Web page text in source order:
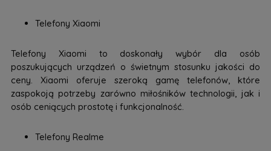
Telefony Xiaomi
Telefony Xiaomi to doskonały wybór dla osób
poszukujących urządzeń o świetnym stosunku jakości do
ceny. Xiaomi oferuje szeroką gamę telefonów, które
zaspokoją potrzeby zarówno miłośników technologii, jak i
osób ceniących prostotę i funkcjonalność.
Telefony Realme